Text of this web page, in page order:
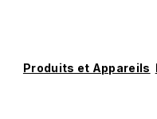
Produits et Appareils